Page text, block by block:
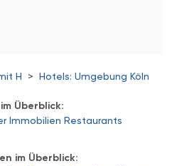
H > Hotels: Umgebung Köln
Überblick:
Immobilien Restaurants
im Überblick: